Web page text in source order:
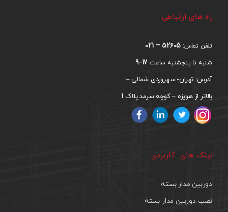
راه های ارتباطی
تلفن تماس: 52605 – 021
شنبه تا پنجشنبه ساعت 17-9
آدرس: تهران- سهروردی شمالی –
بالاتر از هویزه – کوچه سرمد پلاک 1
لینک های کاربردی
دوربین مدار بسته
نصب دوربین مدار بسته